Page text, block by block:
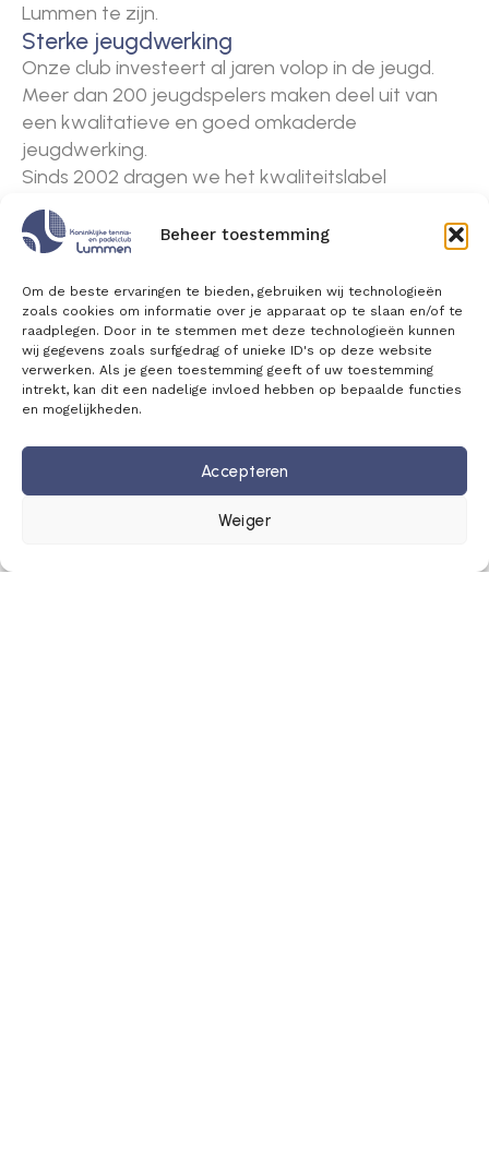
Beheer toestemming
Om de beste ervaringen te bieden, gebruiken wij technologieën
zoals cookies om informatie over je apparaat op te slaan en/of te
raadplegen. Door in te stemmen met deze technologieën kunnen
wij gegevens zoals surfgedrag of unieke ID's op deze website
verwerken. Als je geen toestemming geeft of uw toestemming
intrekt, kan dit een nadelige invloed hebben op bepaalde functies
en mogelijkheden.
Accepteren
Weiger
Lummen te zijn.
Sterke jeugdwerking
Onze club investeert al jaren volop in de jeugd.
Meer dan 200 jeugdspelers maken deel uit van
een kwalitatieve en goed omkaderde
jeugdwerking.
Sinds 2002 dragen we het kwaliteitslabel
‘Jeugdvriendelijke Opleidingsclub Goud’,
toegekend door Tennis en Padel Vlaanderen.
Het absolute hoogtepunt was onze bekroning
tot ‘Primus van Vlaanderen’ in 2007.
Tennis én padel
Naast tennis zijn we ook een bruisende
padelclub. We zijn trots dat wij de 100ste
padelclub van Vlaanderen zijn.Padel is één van
de snelst groeiende sporten ter wereld en
geeft onze club extra dynamiek, groei en
toekomstperspectief.
Tornooien en competitie